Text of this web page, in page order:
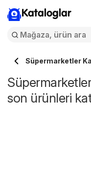
Kataloglar
Süpermarketler
son ürünleri